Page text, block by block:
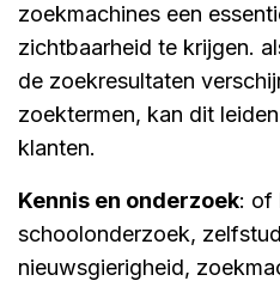
zoekmachines een
zichtbaarheid te krijgen.
de zoekresultaten
zoektermen, kan dit
klanten.
kennis en onderzoek: of
schoolonderzoek,
nieuwsgierigheid,